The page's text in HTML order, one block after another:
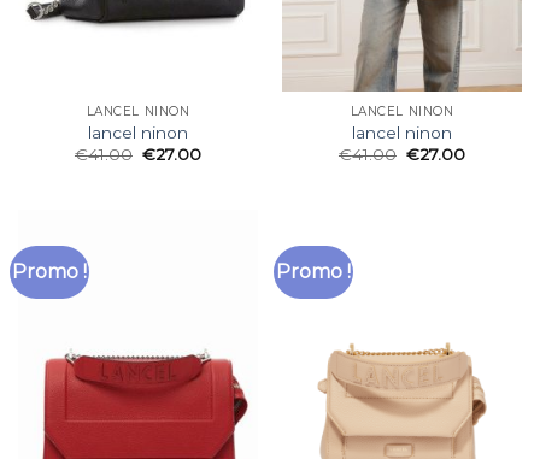
LANCEL NINON
lancel ninon
€41.00 €27.00
LANCEL NINON
lancel ninon
€41.00 €27.00
Promo ! Promo !